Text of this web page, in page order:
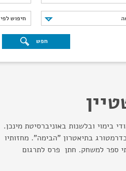
חיפוש
חיפוש
חפש
בימוי ובלשנות באוניברסיטת מינכן.
- 1990 שימש כדרמטורג בתיאטרון "הבימה". מחזותיו
ספר למשחק. חתן פרס לתרגום